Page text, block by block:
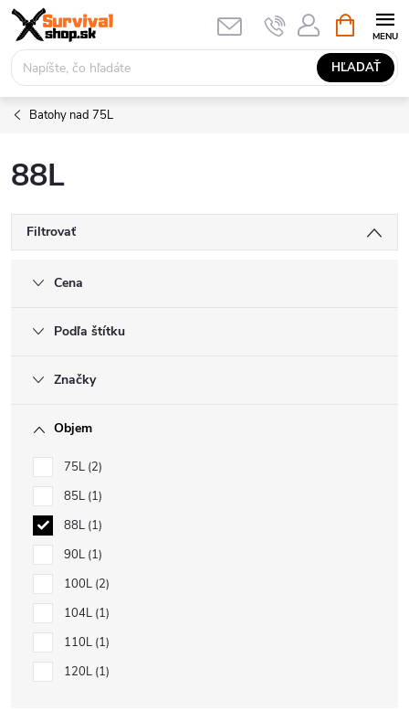
Prejsť
obsah
HĽADAŤ
KOŠÍK
Batohy nad 75L
88L
Filtrovať
Cena
Podľa štítku
Značky
Objem
75L 2
85L 1
88L 1
90L 1
100L 2
104L 1
110L 1
120L 1